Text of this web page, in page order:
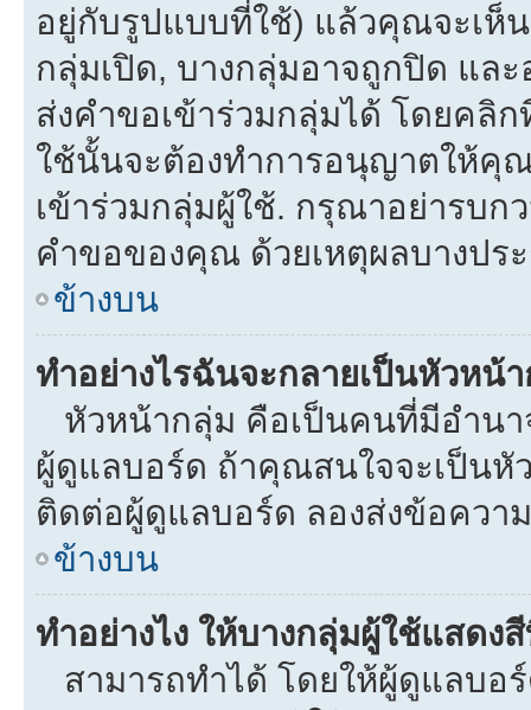
อยู่กับรูปแบบที่ใช้) แล้วคุณจะเห็
กลุ่มเปิด, บางกลุ่มอาจถูกปิด แล
ส่งคำขอเข้าร่วมกลุ่มได้ โดยคลิ
ใช้นั้นจะต้องทำการอนุญาตให้คุณ
เข้าร่วมกลุ่มผู้ใช้. กรุณาอย่ารบก
คำขอของคุณ ด้วยเหตุผลบางปร
ข้างบน
ทำอย่างไรฉันจะกลายเป็นหัวหน้
หัวหน้ากลุ่ม คือเป็นคนที่มีอำนา
ผู้ดูแลบอร์ด ถ้าคุณสนใจจะเป็น
ติดต่อผู้ดูแลบอร์ด ลองส่งข้อควา
ข้างบน
ทำอย่างไง ให้บางกลุ่มผู้ใช้แสดง
สามารถทำได้ โดยให้ผู้ดูแลบอ